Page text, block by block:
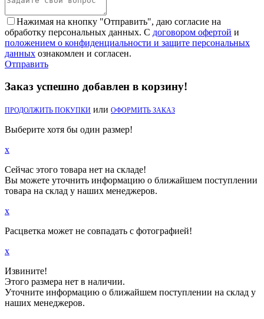
Нажимая на кнопку "Отправить", даю согласие на
обработку персональных данных. С договором офертой и
положением о конфиденциальности и защите персональных
данных ознакомлен и согласен.
Отправить
Заказ успешно добавлен в корзину!
ПРОДОЛЖИТЬ ПОКУПКИ или ОФОРМИТЬ ЗАКАЗ
Выберите хотя бы один размер!
x
Сейчас этого товара нет на складе!
Вы можете уточнить информацию о ближайшем поступлении
товара на склад у наших менеджеров.
x
Расцветка может не совпадать с фотографией!
x
Извините!
Этого размера нет в наличии.
Уточните информацию о ближайшем поступлении на склад у
наших менеджеров.